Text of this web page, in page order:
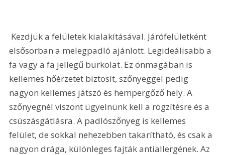
elsősorban a melegpadló ajánlott. Legideálisabb a
fa vagy a fa jellegű burkolat. Ez önmagában is
kellemes hőérzetet biztosít, szőnyeggel pedig
nagyon kellemes játszó és hempergőző hely. A
szőnyegnél viszont ügyelnünk kell a rögzítésre és a
csúszásgátlásra. A padlószőnyeg is kellemes
felület, de sokkal nehezebben takarítható, és csak a
nagyon drága, különleges fajták antiallergének. Az